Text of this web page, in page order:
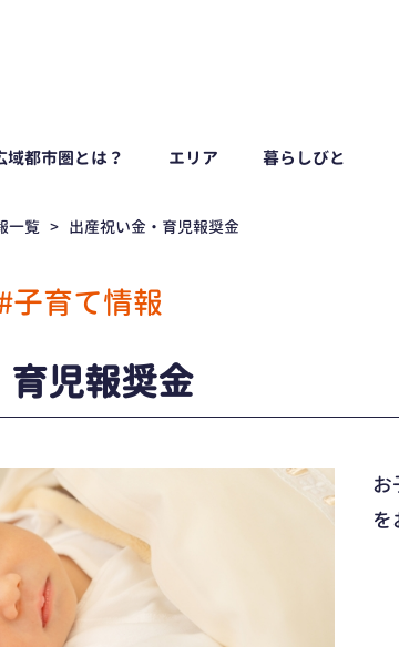
域都市圏とは？ エリア 暮らしびと
一覧 > 出産祝い金・育児報奨金
子育て情報
児報奨金
お
を